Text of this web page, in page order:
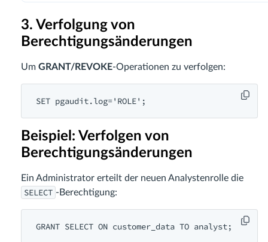
3. Verfolgung von
Berechtigungsänderungen
Um GRANT/REVOKE-Operationen zu verfolgen:
SET pgaudit.log='ROLE';
Beispiel: Verfolgen von
Berechtigungsänderungen
Ein Administrator erteilt der neuen Analystenrolle die
SELECT -Berechtigung:
GRANT SELECT ON customer_data TO analyst;